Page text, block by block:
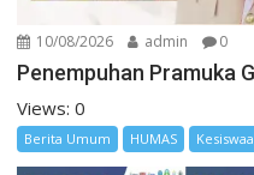
10/08/2026 admin 0
Penempuhan Pramuka
Views: 0
Berita Umum HUMAS